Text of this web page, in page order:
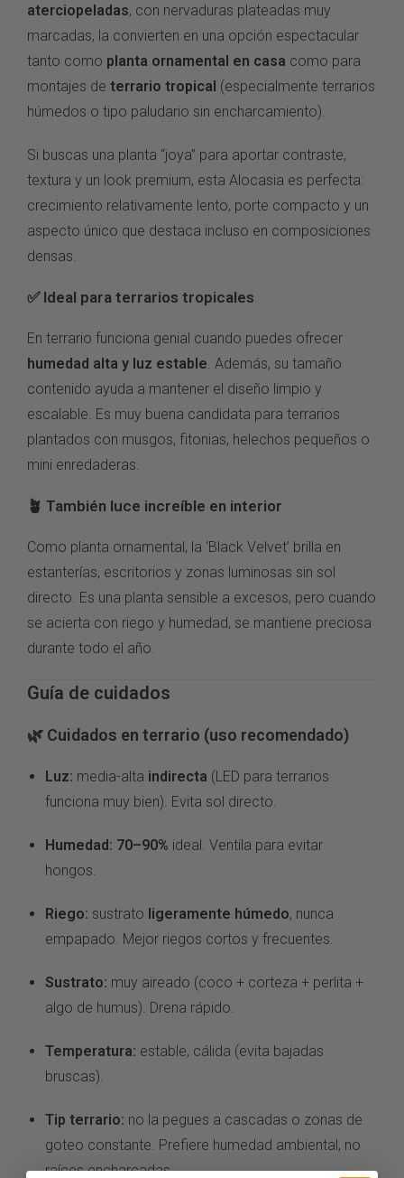
aterciopeladas, con nervaduras plateadas muy
marcadas, la convierten en una opción espectacular
tanto como planta ornamental en casa como para
montajes de terrario tropical (especialmente terrarios
húmedos o tipo paludario sin encharcamiento).
Si buscas una planta “joya” para aportar contraste,
textura y un look premium, esta Alocasia es perfecta:
crecimiento relativamente lento, porte compacto y un
aspecto único que destaca incluso en composiciones
densas.
✅ Ideal para terrarios tropicales
En terrario funciona genial cuando puedes ofrecer
humedad alta y luz estable . Además, su tamaño
contenido ayuda a mantener el diseño limpio y
escalable. Es muy buena candidata para terrarios
plantados con musgos, fitonias, helechos pequeños o
mini enredaderas.
🪴 También luce increíble en interior
Como planta ornamental, la ‘Black Velvet’ brilla en
estanterías, escritorios y zonas luminosas sin sol
directo. Es una planta sensible a excesos, pero cuando
se acierta con riego y humedad, se mantiene preciosa
durante todo el año.
Guía de cuidados
🌿 Cuidados en terrario (uso recomendado)
Luz: media-alta indirecta (LED para terrarios
funciona muy bien). Evita sol directo.
Humedad: 70–90% ideal. Ventila para evitar
hongos.
Riego: sustrato ligeramente húmedo, nunca
empapado. Mejor riegos cortos y frecuentes.
Sustrato: muy aireado (coco + corteza + perlita +
algo de humus). Drena rápido.
Temperatura: estable, cálida (evita bajadas
bruscas).
Tip terrario: no la pegues a cascadas o zonas de
goteo constante. Prefiere humedad ambiental, no
raíces encharcadas.